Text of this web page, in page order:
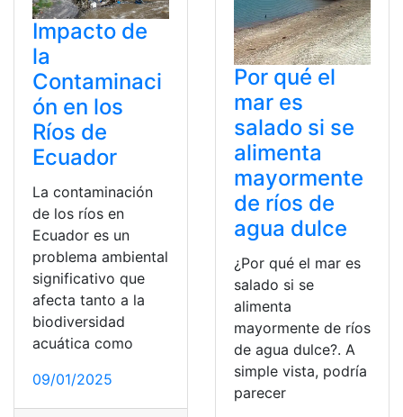
Impacto de
la
Contaminaci
ón en los
Ríos de
Ecuador
La contaminación
de los ríos en
Ecuador es un
problema ambiental
significativo que
afecta tanto a la
biodiversidad
acuática como
09/01/2025
Por qué el
mar es
salado si se
alimenta
mayormente
de ríos de
agua dulce
¿Por qué el mar es
salado si se
alimenta
mayormente de ríos
de agua dulce?. A
simple vista, podría
parecer